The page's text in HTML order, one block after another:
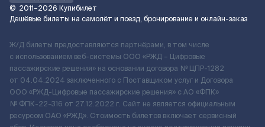
© 2011–2026 Купибилет
Дешёвые билеты на самолёт и поезд, бронирование и онлайн-заказ
Ж/Д билеты предоставляются партнёрами, в том числе
с использованием веб-системы ООО «РЖД – Цифровые
пассажирские решения» на основании договора № ЦПР-1282
от 04.04.2024 заключенного с Поставщиком услуг и Договора
ООО «РЖД-Цифровые пассажирские решения» c АО «ФПК»
№ ФПК-22-316 от 27.12.2022 г. Сайт не является официальным
ресурсом ОАО «РЖД». Стоимость билетов включает сервисный